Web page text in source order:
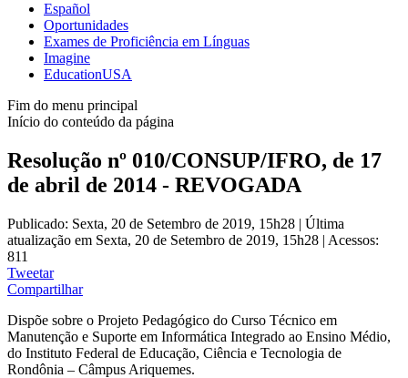
Español
Oportunidades
Exames de Proficiência em Línguas
Imagine
EducationUSA
Fim do menu principal
Início do conteúdo da página
Resolução nº 010/CONSUP/IFRO, de 17
de abril de 2014 - REVOGADA
Publicado: Sexta, 20 de Setembro de 2019, 15h28 | Última
atualização em Sexta, 20 de Setembro de 2019, 15h28 | Acessos:
811
Tweetar
Compartilhar
Dispõe sobre o Projeto Pedagógico do Curso Técnico em
Manutenção e Suporte em Informática Integrado ao Ensino Médio,
do Instituto Federal de Educação, Ciência e Tecnologia de
Rondônia – Câmpus Ariquemes.